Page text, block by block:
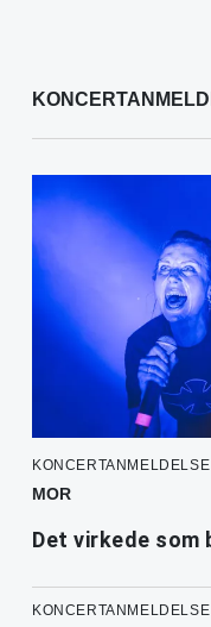
MOR
Det virkede